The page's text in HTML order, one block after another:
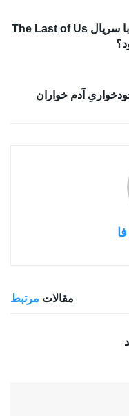
آیا طلسم اقتباس از بازی‌های ویدیویی با سریال The Last of Us
مقالات مرتبط